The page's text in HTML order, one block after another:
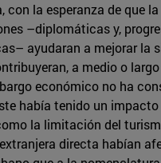
con la esperanza de que
–diplomáticas y,
ayudaran a mejorar la
a medio o
económico no ha
había tenido un
la limitación del
directa habían